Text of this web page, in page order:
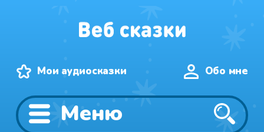
Мои аудиосказки Обо мне
Меню